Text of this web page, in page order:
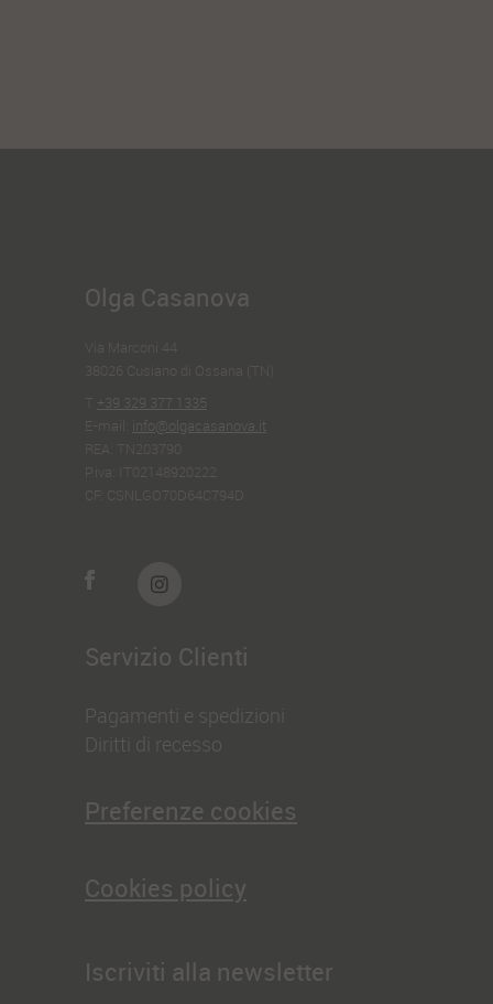
Olga Casanova
Via Marconi 44
38026 Cusiano di Ossana (TN)
T +39 329 377 1335
E-mail:
info@olgacasanova.it
REA: TN203790
P.iva:
IT02148920222
CF: CSNLGO70D64C794D
Servizio Clienti
Pagamenti e spedizioni
Diritti di recesso
Preferenze cookies
Cookies policy
Iscriviti alla newsletter